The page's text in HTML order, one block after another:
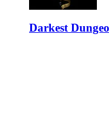
Darkest